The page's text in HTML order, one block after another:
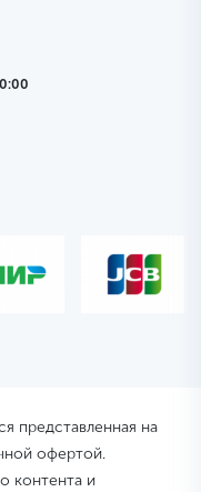
представленная на
офертой.
контента и